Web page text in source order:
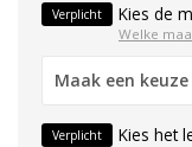
Verplicht Kies de
Welke
Maak een keuze
Verplicht Kies het